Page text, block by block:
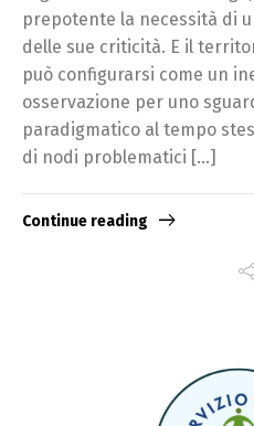
prepotente la necessità di
delle sue criticità. E il
può configurarsi come un
osservazione per uno
paradigmatico al tempo
di nodi problematici […]
Continue reading